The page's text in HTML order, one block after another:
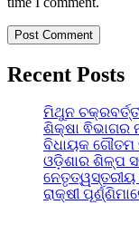
Recent Posts
ମିଥୁନ
ଶିକ୍ଷା ଵିଭାଗର
ବିଧାୟକ ଗୌତମ
ଓଡ଼ିଶାର ଶିଳ୍ପ
ନେତୃତ୍ୱସ୍ତରୀୟ
ରାକ୍ଷୀ